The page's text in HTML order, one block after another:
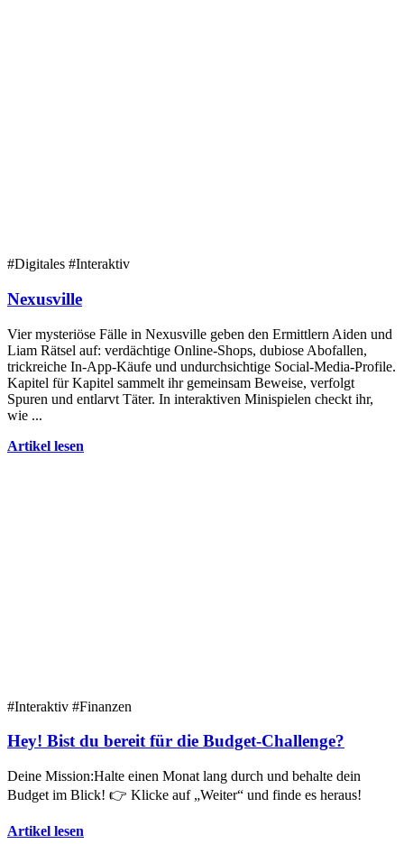
#Digitales #Interaktiv
Nexusville
Vier mysteriöse Fälle in Nexusville geben den Ermittlern Aiden und
Liam Rätsel auf: verdächtige Online-Shops, dubiose Abofallen,
trickreiche In-App-Käufe und undurchsichtige Social-Media-Profile.
Kapitel für Kapitel sammelt ihr gemeinsam Beweise, verfolgt
Spuren und entlarvt Täter. In interaktiven Minispielen checkt ihr,
wie ...
Artikel lesen
#Interaktiv #Finanzen
Hey! Bist du bereit für die Budget-Challenge?
Deine Mission:Halte einen Monat lang durch und behalte dein
Budget im Blick! 👉 Klicke auf „Weiter“ und finde es heraus!
Artikel lesen